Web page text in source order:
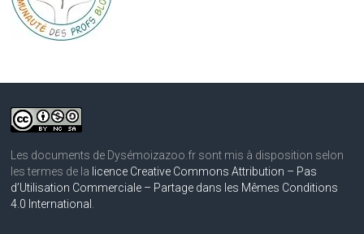
Les documents de Dysémoizazoo.fr sont mis à disposition selon
les termes de la licence Creative Commons Attribution – Pas
d’Utilisation Commerciale – Partage dans les Mêmes Conditions
4.0 International .